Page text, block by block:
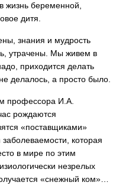
жизнь беременной,
дитя.
знания и мудрость
утрачены. Мы живем в
приходится делать
делалось, а просто было.
профессора И.А.
рождаются
«поставщиками»
которая
в мире по этим
незрелых
«снежный ком»…